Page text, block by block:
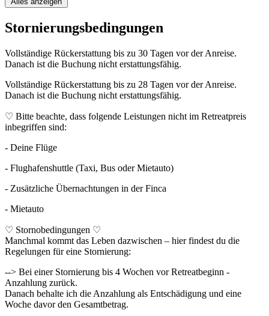
Stornierungsbedingungen
Vollständige Rückerstattung bis zu 30 Tagen vor der Anreise.
Danach ist die Buchung nicht erstattungsfähig.
Vollständige Rückerstattung bis zu 28 Tagen vor der Anreise.
Danach ist die Buchung nicht erstattungsfähig.
♡ Bitte beachte, dass folgende Leistungen nicht im Retreatpreis
inbegriffen sind:
- Deine Flüge
- Flughafenshuttle (Taxi, Bus oder Mietauto)
- Zusätzliche Übernachtungen in der Finca
- Mietauto
♡ Stornobedingungen ♡
Manchmal kommt das Leben dazwischen – hier findest du die
Regelungen für eine Stornierung:
--> Bei einer Stornierung bis 4 Wochen vor Retreatbeginn -
Anzahlung zurück.
Danach behalte ich die Anzahlung als Entschädigung und eine
Woche davor den Gesamtbetrag.